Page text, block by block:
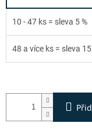
10 - 47 ks = sleva 5 %
48 a více ks = sleva 15